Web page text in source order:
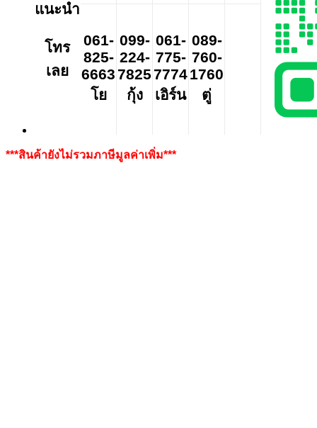
แนะนำ
โทร
เลย
061-
825-
6663
โย
099-
224-
7825
กุ้ง
061-
775-
7774
เอิร์น
089-
760-
1760
ตู่
***สินค้ายังไม่รวมภาษีมูลค่าเพิ่ม***